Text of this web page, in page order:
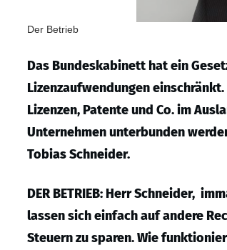
Der Betrieb
Das Bundeskabinett hat ein
Lizenzaufwendungen
Lizenzen, Patente und Co. im
Unternehmen unterbunden
Tobias Schneider.
DER BETRIEB: Herr Schneider,
lassen sich einfach auf andere
Steuern zu sparen. Wie